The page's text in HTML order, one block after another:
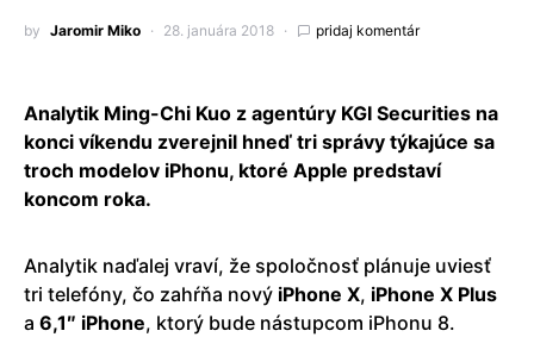
by Jaromir Miko 28. januára 2018 pridaj komentár
Analytik Ming-Chi Kuo z agentúry KGI Securities na
konci víkendu zverejnil hneď tri správy týkajúce sa
troch modelov iPhonu, ktoré Apple predstaví
koncom roka.
Analytik naďalej vraví, že spoločnosť plánuje uviesť
tri telefóny, čo zahŕňa nový iPhone X, iPhone X Plus
a 6,1″ iPhone, ktorý bude nástupcom iPhonu 8.